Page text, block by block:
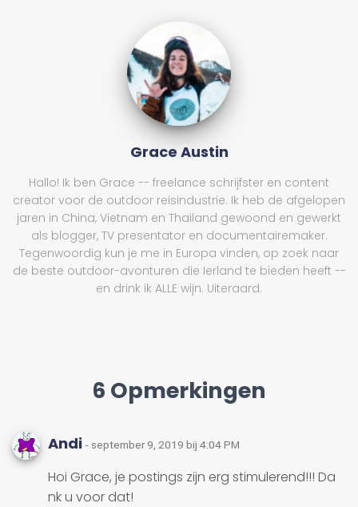
Grace Austin
Hallo! Ik ben Grace -- freelance schrijfster en content
creator voor de outdoor reisindustrie. Ik heb de afgelopen
jaren in China, Vietnam en Thailand gewoond en gewerkt
als blogger, TV presentator en documentairemaker.
Tegenwoordig kun je me in Europa vinden, op zoek naar
de beste outdoor-avonturen die Ierland te bieden heeft --
en drink ik ALLE wijn. Uiteraard.
6 Opmerkingen
Andi - september 9, 2019 bij 4:04 PM
Hoi Grace, je postings zijn erg stimulerend!!! Da
nk u voor dat!